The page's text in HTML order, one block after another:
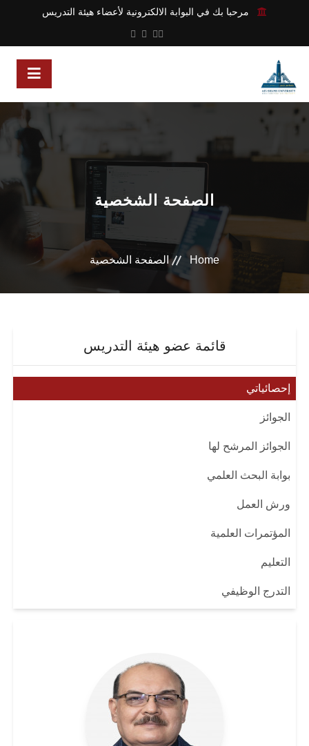
مرحبا بك في البوابة الالكترونية لأعضاء هيئة التدريس
الصفحة الشخصية
Home الصفحة الشخصية
قائمة عضو هيئة التدريس
إحصائياتي
الجوائز
الجوائز المرشح لها
بوابة البحث العلمي
ورش العمل
المؤتمرات العلمية
التعليم
التدرج الوظيفي